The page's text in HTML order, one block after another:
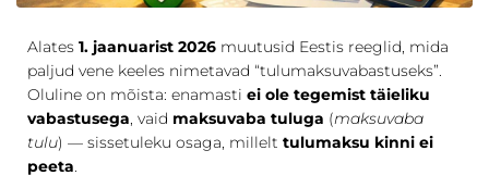
Alates 1. jaanuarist 2026 muutusid Eestis reeglid, mida
paljud vene keeles nimetavad “tulumaksuvabastuseks”.
Oluline on mõista: enamasti ei ole tegemist täieliku
vabastusega, vaid maksuvaba tuluga (maksuvaba
tulu) — sissetuleku osaga, millelt tulumaksu kinni ei
peeta.